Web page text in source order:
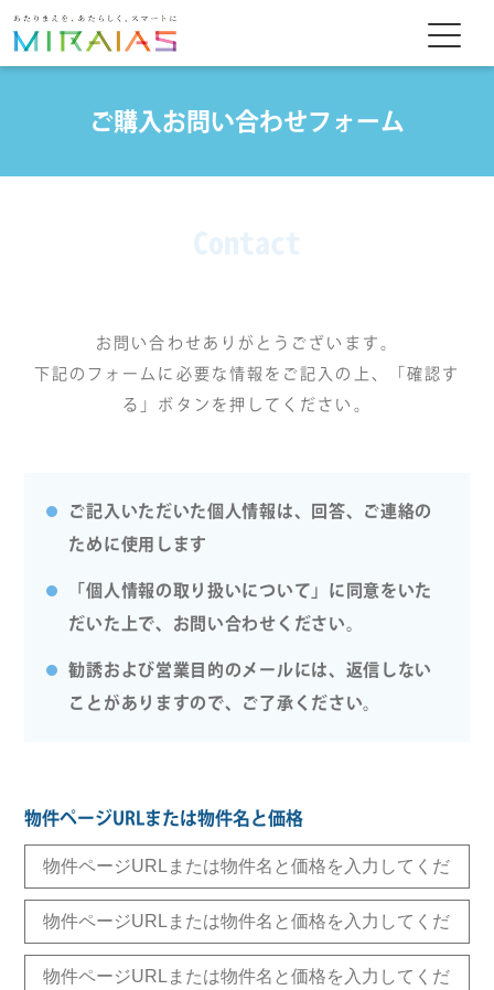
ご購入お問い合わせフォーム
お問い合わせありがとうございます。
下記のフォームに必要な情報をご記入の上、「確認す
る」ボタンを押してください。
ご記入いただいた個人情報は、回答、ご連絡の
ために使用します
「個人情報の取り扱いについて」に同意をいた
だいた上で、お問い合わせください。
勧誘および営業目的のメールには、返信しない
ことがありますので、ご了承ください。
物件ページURLまたは物件名と価格